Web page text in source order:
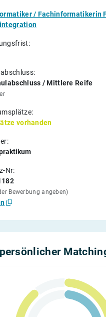
/ Fachinformatikerin
/ Mittlere Reife
vorhanden
Nr:
Bewerbung angeben)